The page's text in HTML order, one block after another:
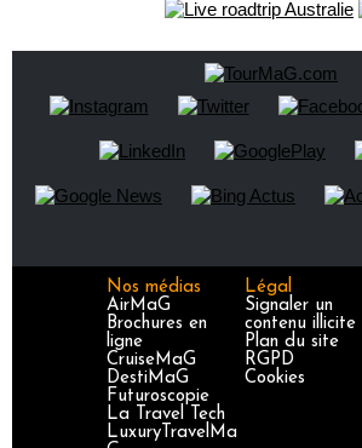
Nos médias
AirMaG
Brochures en
ligne
CruiseMaG
DestiMaG
Futuroscopie
La Travel Tech
LuxuryTravelMa
Légal
Signaler un
contenu illicite
Plan du site
RGPD
Cookies